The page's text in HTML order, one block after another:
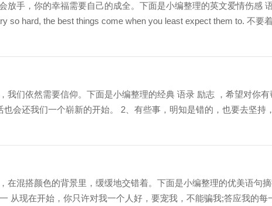
放手，你的幸福需要自己的成全。下面是小编整理的英文爱情伤感
so hard, the best things come when you least expect them to. 不要
我们依然需要信仰。下面是小编整理的经典 语录 励志 ，希望对你有
会还我们一个崭新的开始。 2、有些事，明知是错的，也要去坚持，
在混搭颜色的背景里，缓缓地交错着。下面是小编整理的优美语句
从现在开始，你只许对我一个人好，要宠我，不能骗我;答应我的每